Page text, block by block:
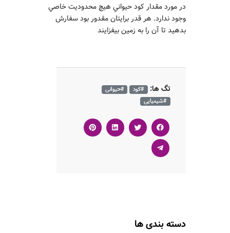
دسته بندی ها
در مورد مقدار کود حيواني هيچ محدوديت خاصي
وجود ندارد. هر قدر برايتان مقدور بود سفارش
بدهيد تا آن را به زمين بيفزايند
تگ ها: #کود
#حیوانی
#شیمیایی